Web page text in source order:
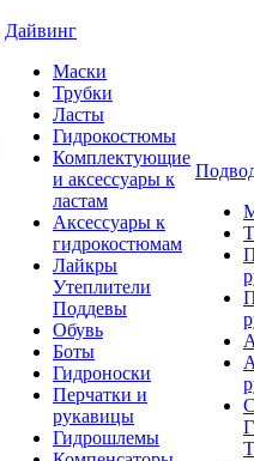
Дайвинг
Маски
Трубки
Ласты
Гидрокостюмы
Комплектующие
и аксессуары к
ластам
Аксессуары к
гидрокостюмам
Лайкры
Утеплители
Поддевы
Обувь
Боты
Гидроноски
Перчатки и
рукавицы
Гидрошлемы